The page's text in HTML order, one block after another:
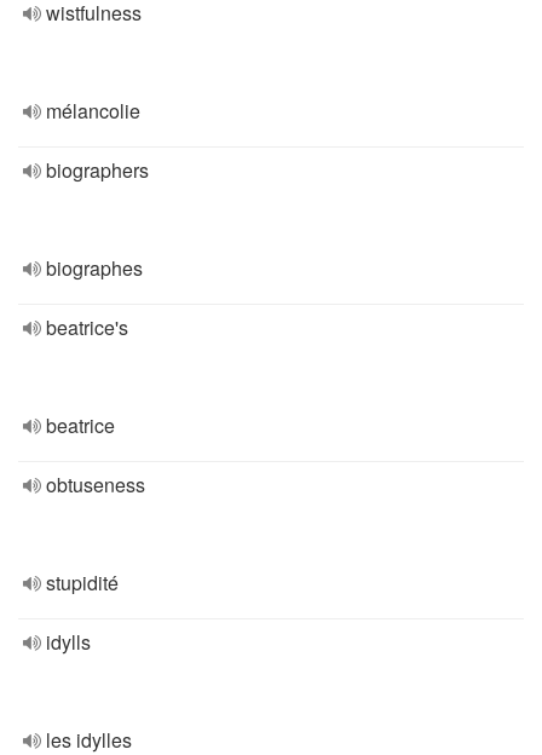
wistfulness
mélancolie
biographers
biographes
beatrice's
beatrice
obtuseness
stupidité
idylls
les idylles